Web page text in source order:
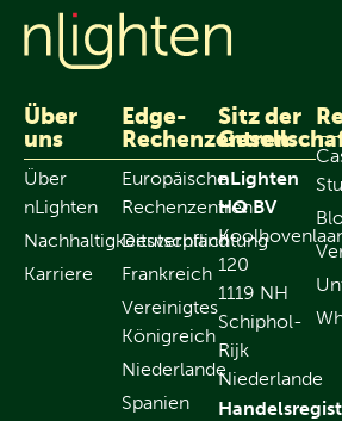
Über
uns
Über
nLighten
Nachhaltigkeitsverpflichtung
Karriere
Edge-
Rechenzentren
Europäische
Rechenzentren
Deutschland
Frankreich
Vereinigtes
Königreich
Niederlande
Spanien
Sitz der
nLighten
HQ BV
120
1119 NH
Schiphol-
Rijk
Niederlande